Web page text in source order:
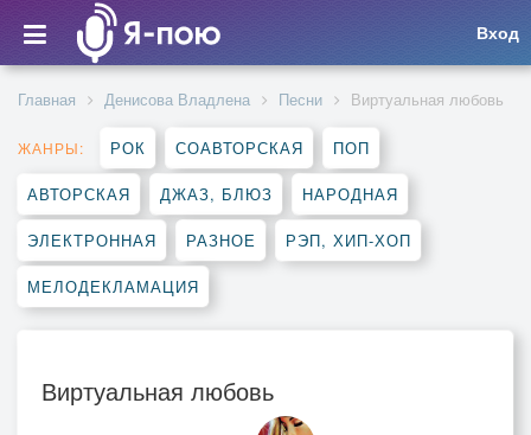
Вход
Главная Денисова Владлена Песни Виртуальная любовь
ЖАНРЫ: РОК СОАВТОРСКАЯ ПОП
АВТОРСКАЯ ДЖАЗ, БЛЮЗ НАРОДНАЯ
ЭЛЕКТРОННАЯ РАЗНОЕ РЭП, ХИП-ХОП
МЕЛОДЕКЛАМАЦИЯ
Виртуальная любовь